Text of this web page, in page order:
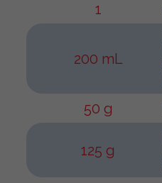
1
200 mL
50 g
125 g